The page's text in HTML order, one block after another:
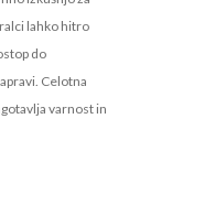
lahko hitro
do
Celotna
varnost in